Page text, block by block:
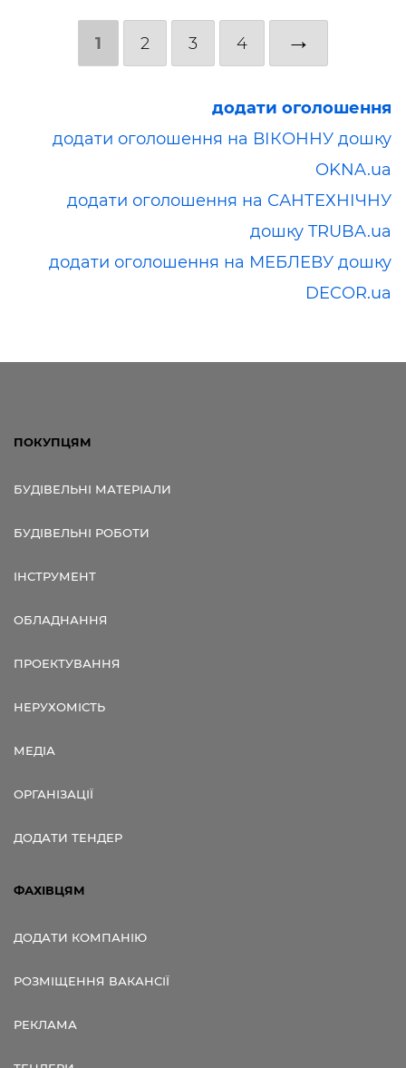
1 2 3 4 →
додати оголошення
додати оголошення на ВІКОННУ дошку
OKNA.ua
додати оголошення на САНТЕХНІЧНУ
дошку TRUBA.ua
додати оголошення на МЕБЛЕВУ дошку
DECOR.ua
ПОКУПЦЯМ
БУДІВЕЛЬНІ МАТЕРІАЛИ
БУДІВЕЛЬНІ РОБОТИ
ІНСТРУМЕНТ
ОБЛАДНАННЯ
ПРОЕКТУВАННЯ
НЕРУХОМІСТЬ
МЕДІА
ОРГАНІЗАЦІЇ
ДОДАТИ ТЕНДЕР
ФАХІВЦЯМ
ДОДАТИ КОМПАНІЮ
РОЗМІЩЕННЯ ВАКАНСІЇ
РЕКЛАМА